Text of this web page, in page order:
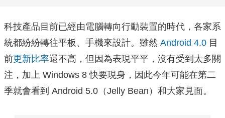
科技產品目前已經由電腦轉向行動裝置的時代，各家系
統都紛紛轉往平板、手機來設計。雖然 Android 4.0 目
前更新比率還不高，但因為表現平平，沒有受到太多關
注，加上 Windows 8 快要現身，因此今年可能在第二
季就會看到 Android 5.0（Jelly Bean）和大家見面。